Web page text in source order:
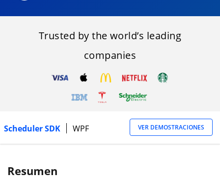
Trusted by the world’s leading
companies
Scheduler SDK WPF VER DEMOSTRACIONES
Resumen